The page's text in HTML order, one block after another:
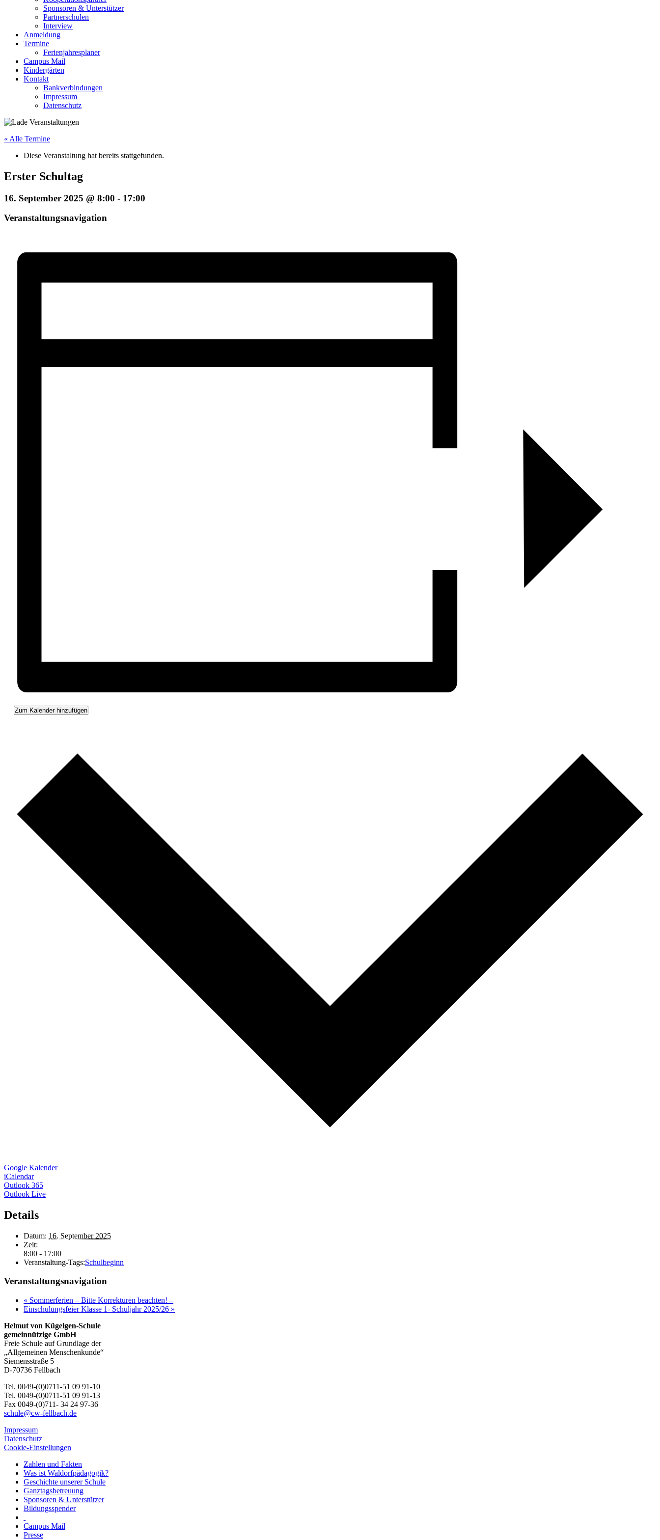
Sponsoren & Unterstützer
Partnerschulen
Interview
Anmeldung
Termine
Ferienjahresplaner
Campus Mail
Kindergärten
Kontakt
Bankverbindungen
Impressum
Datenschutz
« Alle Termine
Diese Veranstaltung hat bereits stattgefunden.
Erster Schultag
16. September 2025 @ 8:00 - 17:00
Veranstaltungsnavigation
Zum Kalender hinzufügen
Google Kalender
iCalendar
Outlook 365
Outlook Live
Details
Datum: 16. September 2025
Zeit:
8:00 - 17:00
Veranstaltung-Tags:Schulbeginn
Veranstaltungsnavigation
« Sommerferien – Bitte Korrekturen beachten! –
Einschulungsfeier Klasse 1- Schuljahr 2025/26 »
Helmut von Kügelgen-Schule
gemeinnützige GmbH
Freie Schule auf Grundlage der
„Allgemeinen Menschenkunde“
Siemensstraße 5
D-70736 Fellbach
Tel. 0049-(0)0711-51 09 91-10
Tel. 0049-(0)0711-51 09 91-13
Fax 0049-(0)711- 34 24 97-36
schule@cw-fellbach.de
Impressum
Datenschutz
Cookie-Einstellungen
Zahlen und Fakten
Was ist Waldorfpädagogik?
Geschichte unserer Schule
Ganztagsbetreuung
Sponsoren & Unterstützer
Bildungsspender
Campus Mail
Presse